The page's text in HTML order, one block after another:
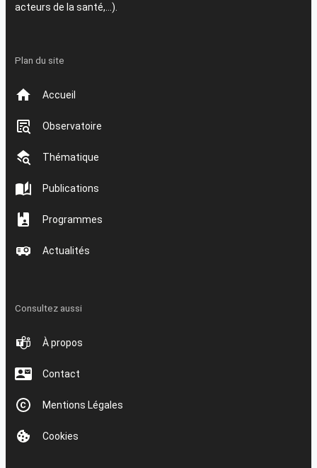
acteurs de la santé,…).
Plan du site
Accueil
Observatoire
Thématique
Publications
Programmes
Actualités
Consultez aussi
À propos
Contact
Mentions Légales
Cookies